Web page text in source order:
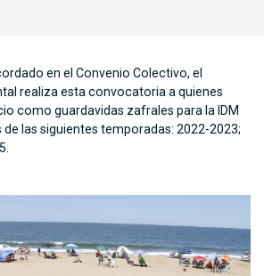
en el Convenio Colectivo, el
realiza esta convocatoria a quienes
como guardavidas zafrales para la IDM
las siguientes temporadas: 2022-2023;